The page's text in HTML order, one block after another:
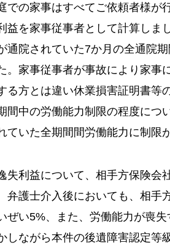
での家事はすべてご依頼者様が
益を家事従事者として計算しま
通院されていた7か月の全通院
。家事従事者が事故により家事
る方とは違い休業損害証明書等
間中の労働能力制限の程度につ
ていた全期間間労働能力に制限
失利益について、相手方保険会
弁護士介入後においても、相手
ぜい5%、また、労働能力が喪
しながら本件の後遺障害認定等